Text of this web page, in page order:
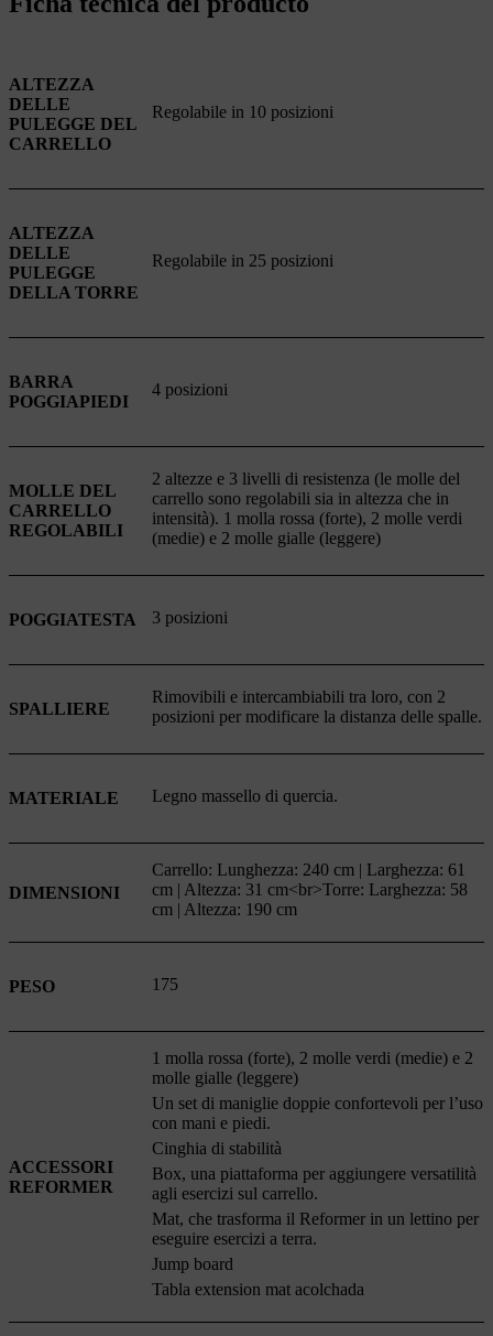
ALTEZZA
DELLE
PULEGGE DEL
CARRELLO
Regolabile in 10 posizioni
ALTEZZA
DELLE
PULEGGE
DELLA TORRE
Regolabile in 25 posizioni
BARRA
POGGIAPIEDI
4 posizioni
MOLLE DEL
CARRELLO
REGOLABILI
2 altezze e 3 livelli di resistenza (le molle del
carrello sono regolabili sia in altezza che in
intensità). 1 molla rossa (forte), 2 molle verdi
(medie) e 2 molle gialle (leggere)
POGGIATESTA 3 posizioni
SPALLIERE
Rimovibili e intercambiabili tra loro, con 2
posizioni per modificare la distanza delle spalle.
MATERIALE Legno massello di quercia.
DIMENSIONI
Carrello: Lunghezza: 240 cm | Larghezza: 61
cm | Altezza: 31 cm<br>Torre: Larghezza: 58
cm | Altezza: 190 cm
PESO 175
ACCESSORI
REFORMER
1 molla rossa (forte), 2 molle verdi (medie) e 2
molle gialle (leggere)
Un set di maniglie doppie confortevoli per l’uso
con mani e piedi.
Cinghia di stabilità
Box, una piattaforma per aggiungere versatilità
agli esercizi sul carrello.
Mat, che trasforma il Reformer in un lettino per
eseguire esercizi a terra.
Jump board
Tabla extension mat acolchada